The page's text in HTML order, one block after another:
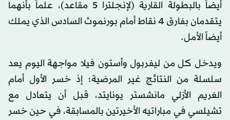
أيضاً بالبطولة القارية (لإنجلترا 5 مقاعد)، علماً بأنهما
يتقدمان بفارق 4 نقاط أمام بورنموث السادس الذي يملك
أيضاً الأمل.
ويدخل كل من ليفربول وأستون فيلا مواجهة اليوم يعد
سلسلة من النتائج غير المرضية؛ إذ خسر الأول أمام
الغريم الأزلي مانشستر يونايتد، قبل أن يتعادل مع
تشيلسي في مباراتيه الأخيرتين بالمسابقة، في حين خسر